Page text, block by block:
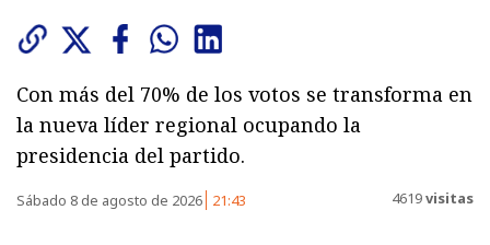
Con más del 70% de los votos se transforma en
la nueva líder regional ocupando la
presidencia del partido.
Sábado 8 de agosto de 2026 21:43 4619visitas